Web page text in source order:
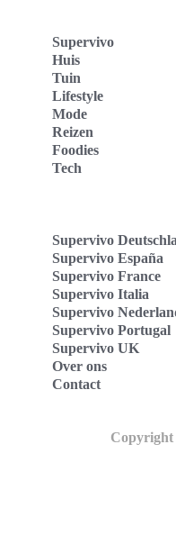
Supervivo
Huis
Tuin
Lifestyle
Mode
Reizen
Foodies
Tech
Supervivo
Supervivo España
Supervivo France
Supervivo Italia
Supervivo
Supervivo Portugal
Supervivo UK
Over ons
Contact
Copyright